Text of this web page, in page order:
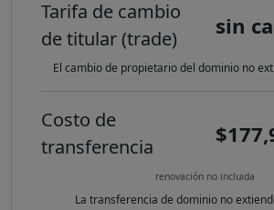
Tarifa de cambio
de titular (trade)
sin
El cambio de propietario del dominio no
Costo de
transferencia
renovación no incluida
La transferencia de dominio no